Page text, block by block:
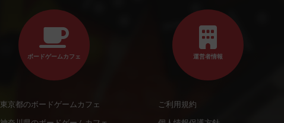
ボードゲームカフェ
東京都のボードゲームカフェ
運営者情報
ご利用規約